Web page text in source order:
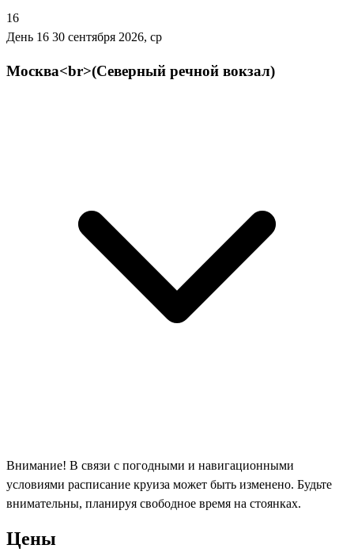
16
День 16 30 сентября 2026, ср
Москва<br>(Северный речной вокзал)
Внимание! В связи с погодными и навигационными
условиями расписание круиза может быть изменено. Будьте
внимательны, планируя свободное время на стоянках.
Цены